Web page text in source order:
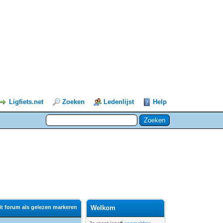
Ligfiets.net Zoeken Ledenlijst Help
forum als gelezen markeren Welkom